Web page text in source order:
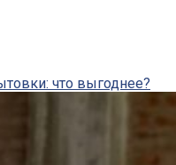
что выгоднее?